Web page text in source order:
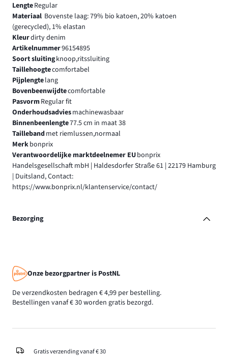
LengteRegular
Materiaal Bovenste laag: 79% bio katoen, 20% katoen
(gerecycled), 1% elastan
Kleurdirty denim
Artikelnummer96154895
Soort sluitingknoop,ritssluiting
Taillehoogtecomfortabel
Pijplengtelang
Bovenbeenwijdtecomfortable
PasvormRegular fit
Onderhoudsadviesmachinewasbaar
Binnenbeenlengte77.5 cm in maat 38
Taillebandmet riemlussen,normaal
Merkbonprix
Verantwoordelijke marktdeelnemer EUbonprix
Handelsgesellschaft mbH | Haldesdorfer Straße 61 | 22179 Hamburg
| Duitsland, Contact:
https://www.bonprix.nl/klantenservice/contact/
Bezorging
Onze bezorgpartner is PostNL
De verzendkosten bedragen € 4,99 per bestelling.
Bestellingen vanaf € 30 worden gratis bezorgd.
Gratis verzending vanaf € 30